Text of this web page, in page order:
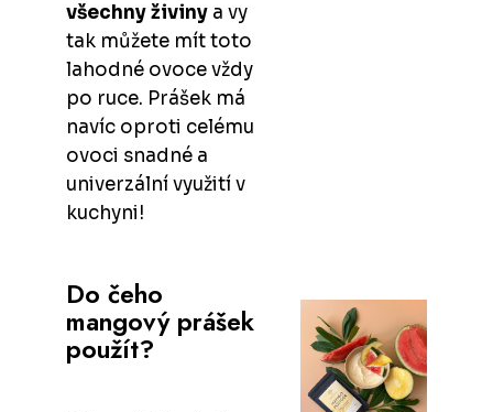
všechny živiny a vy
tak můžete mít toto
lahodné ovoce vždy
po ruce. Prášek má
navíc oproti celému
ovoci snadné a
univerzální využití v
kuchyni!
Do čeho
mangový prášek
použít?